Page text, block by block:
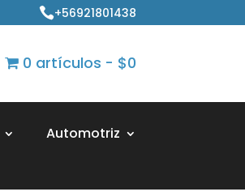
+56921801438
0 artículos $0
Automotriz